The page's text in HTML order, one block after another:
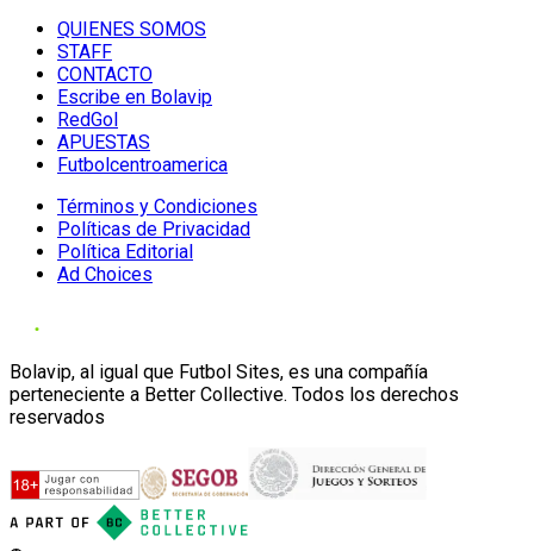
QUIENES SOMOS
STAFF
CONTACTO
Escribe en Bolavip
RedGol
APUESTAS
Futbolcentroamerica
Términos y Condiciones
Políticas de Privacidad
Política Editorial
Ad Choices
Bolavip, al igual que Futbol Sites, es una compañía
perteneciente a Better Collective. Todos los derechos
reservados